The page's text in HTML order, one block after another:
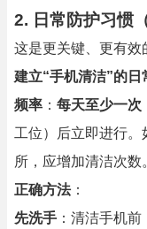
2. 日常防护习惯
这是更关键、更有效
建立“手机清洁”的日
频率 ： 每天至少一次
工位）后立即进行
所，应增加清洁次数
正确方法：
先洗手 ：清洁手机